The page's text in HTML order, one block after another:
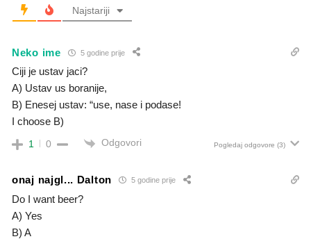
Najstariji
Neko ime 5 godine prije
Ciji je ustav jaci?
A) Ustav us boranije,
B) Enesej ustav: “use, nase i podase!
I choose B)
1 0 Odgovori Pogledaj odgovore (3)
onaj najgl... Dalton 5 godine prije
Do I want beer?
A) Yes
B) A